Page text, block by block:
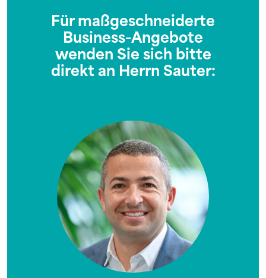
Für maßgeschneiderte
Business-Angebote
wenden Sie sich bitte
direkt an Herrn Sauter: